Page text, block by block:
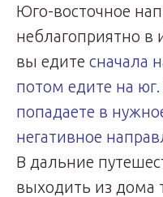
Юго-восточное
неблагоприятно в
вы едите сначала
потом едите на
попадаете в
негативное
В дальние
выходить из дома